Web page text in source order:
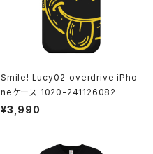
Smile! Lucy02_overdrive iPho
neケース 1020-241126082
¥3,990